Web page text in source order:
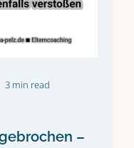
3 min read
–